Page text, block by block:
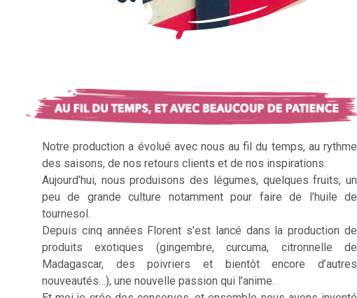
Notre production a évolué avec nous au fil du temps, au rythme
des saisons, de nos retours clients et de nos inspirations.
Aujourd’hui, nous produisons des légumes, quelques fruits, un
peu de grande culture notamment pour faire de l’huile de
tournesol.
Depuis cinq années Florent s’est lancé dans la production de
produits exotiques (gingembre, curcuma, citronnelle de
Madagascar, des poivriers et bientôt encore d’autres
nouveautés…), une nouvelle passion qui l’anime.